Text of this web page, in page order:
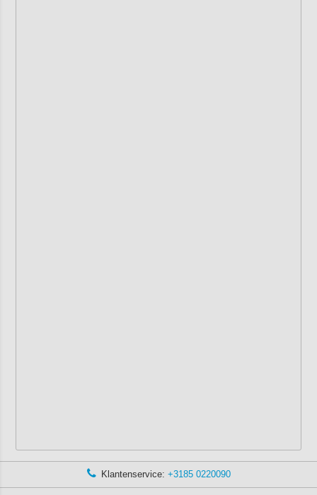
Klantenservice: +3185 0220090